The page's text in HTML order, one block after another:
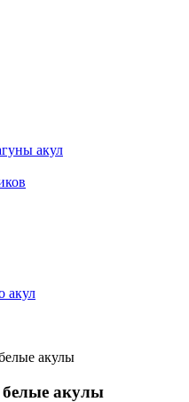
акул
акул
акулы
акулы